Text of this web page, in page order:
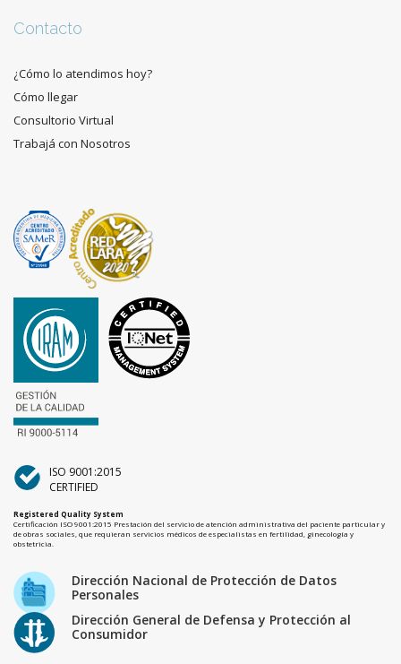
Contacto
¿Cómo lo atendimos hoy?
Cómo llegar
Consultorio Virtual
Trabajá con Nosotros
ISO 9001:2015
CERTIFIED
Registered Quality System
Certificación ISO 9001:2015 Prestación del servicio de atención administrativa del paciente particular y
de obras sociales, que requieran servicios médicos de especialistas en fertilidad, ginecología y
obstetricia.
Dirección Nacional de Protección de Datos
Personales
Dirección General de Defensa y Protección al
Consumidor